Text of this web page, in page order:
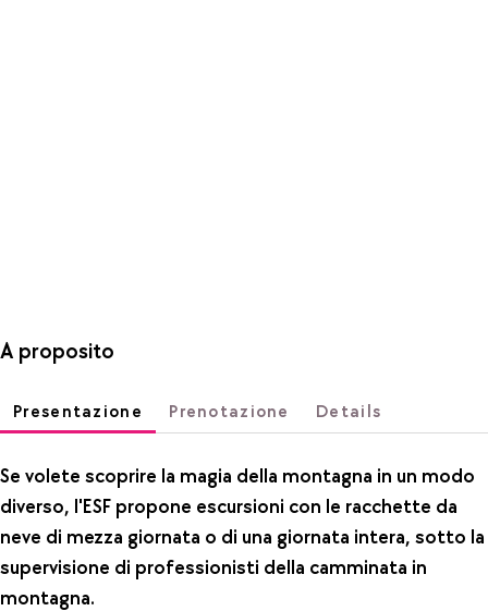
A proposito
Presentazione Prenotazione Details
Se volete scoprire la magia della montagna in un modo
diverso, l'ESF propone escursioni con le racchette da
neve di mezza giornata o di una giornata intera, sotto la
supervisione di professionisti della camminata in
montagna.